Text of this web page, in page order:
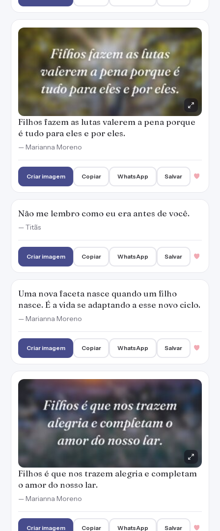
WhatsApp
Não me lembro como eu era antes de você.
— Titãs
Copiar WhatsApp
Uma nova faceta nasce quando um filho
nasce. É a vida se adaptando a esse novo ciclo.
— Marianna Moreno
o amor do nosso lar.
— Marianna Moreno
Copiar WhatsApp Salvar
A história dos pais é dividida entre antes e
depois de um filho.
— Marianna Moreno
Criar imagem Copiar WhatsApp Salvar
Sem amor, a paternidade e a maternidade
seriam muito mais difíceis e desafiadoras.